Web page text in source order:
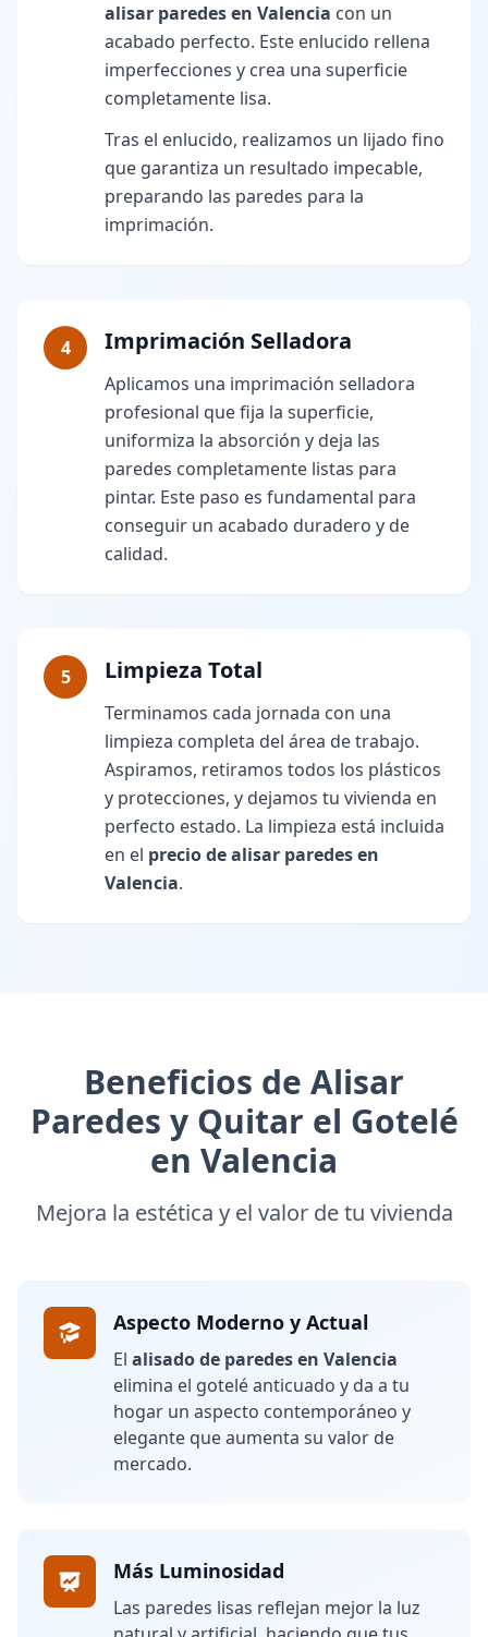
alisar paredes en Valencia con un
acabado perfecto. Este enlucido rellena
imperfecciones y crea una superficie
completamente lisa.
Tras el enlucido, realizamos un lijado fino
que garantiza un resultado impecable,
preparando las paredes para la
imprimación.
4 Imprimación Selladora
Aplicamos una imprimación selladora
profesional que fija la superficie,
uniformiza la absorción y deja las
paredes completamente listas para
pintar. Este paso es fundamental para
conseguir un acabado duradero y de
calidad.
5 Limpieza Total
Terminamos cada jornada con una
limpieza completa del área de trabajo.
Aspiramos, retiramos todos los plásticos
y protecciones, y dejamos tu vivienda en
perfecto estado. La limpieza está incluida
en el precio de alisar paredes en
Valencia.
Beneficios de Alisar
Paredes y Quitar el Gotelé
en Valencia
Mejora la estética y el valor de tu vivienda
Aspecto Moderno y Actual
El alisado de paredes en Valencia
elimina el gotelé anticuado y da a tu
hogar un aspecto contemporáneo y
elegante que aumenta su valor de
mercado.
Más Luminosidad
Las paredes lisas reflejan mejor la luz